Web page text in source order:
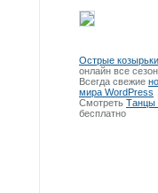
Острые козырьки
онлайн все
Всегда свежие
мира WordPress
Смотреть Танцы
бесплатно